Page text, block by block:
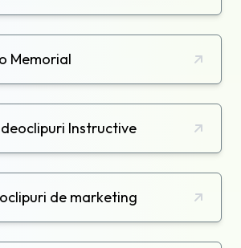
Memorial
Instructive
de marketing